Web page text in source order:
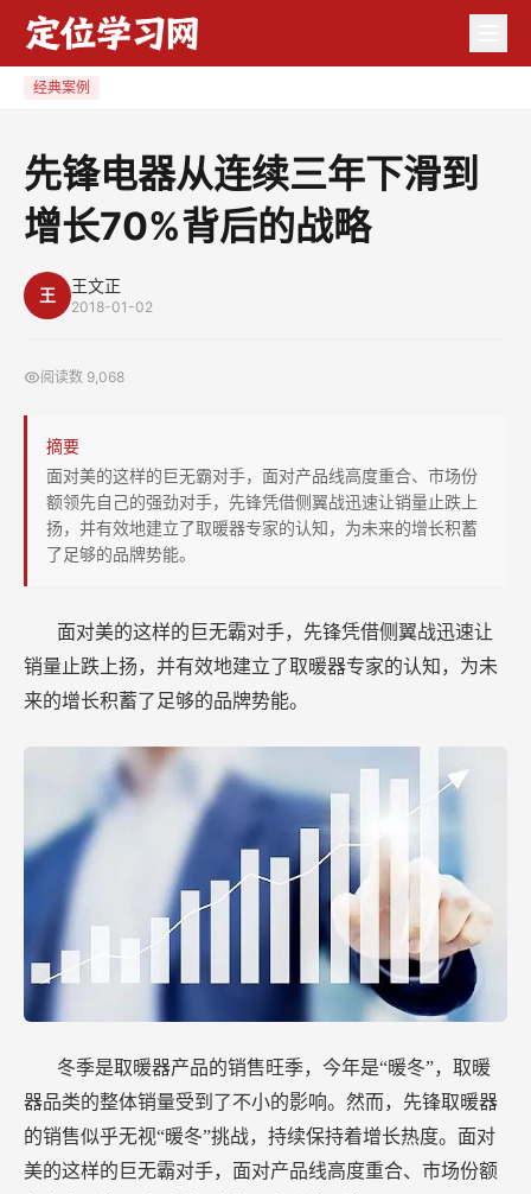
经典案例
先锋电器从连续三年下滑到
增长70%背后的战略
王 王文正
2018-01-02
阅读数 9,068
摘要
面对美的这样的巨无霸对手，面对产品线高度重合、市场份
额领先自己的强劲对手，先锋凭借侧翼战迅速让销量止跌上
扬，并有效地建立了取暖器专家的认知，为未来的增长积蓄
了足够的品牌势能。
面对美的这样的巨无霸对手，先锋凭借侧翼战迅速让
销量止跌上扬，并有效地建立了取暖器专家的认知，为未
来的增长积蓄了足够的品牌势能。
冬季是取暖器产品的销售旺季，今年是“暖冬”，取暖
器品类的整体销量受到了不小的影响。然而，先锋取暖器
的销售似乎无视“暖冬”挑战，持续保持着增长热度。面对
美的这样的巨无霸对手，面对产品线高度重合、市场份额